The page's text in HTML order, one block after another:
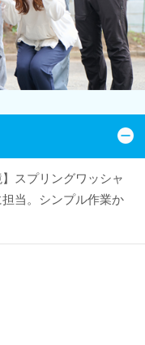
スプリングワッシャ
当。シンプル作業か